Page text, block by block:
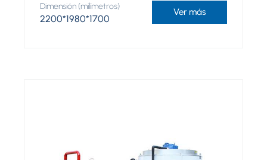
Dimensión (milímetros)
2200*1980*1700
Ver más